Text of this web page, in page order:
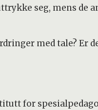
seg, mens de
med tale? Er
for